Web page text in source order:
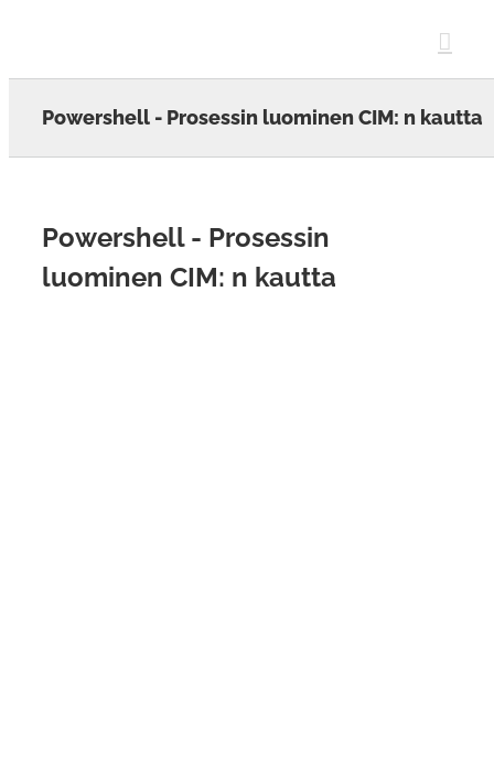
Powershell - Prosessin luominen CIM: n kautta
Powershell - Prosessin
luominen CIM: n kautta